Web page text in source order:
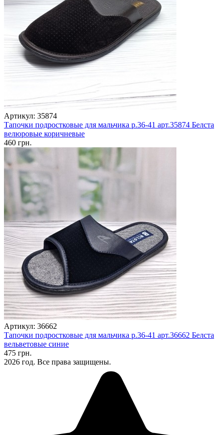
Артикул: 35874
Тапочки подростковые для мальчика р.36-41 арт.35874 Белста
велюровые коричневые
460 грн.
Артикул: 36662
Тапочки подростковые для мальчика р.36-41 арт.36662 Белста
вельветовые синие
475 грн.
2026 год. Все права защищены.